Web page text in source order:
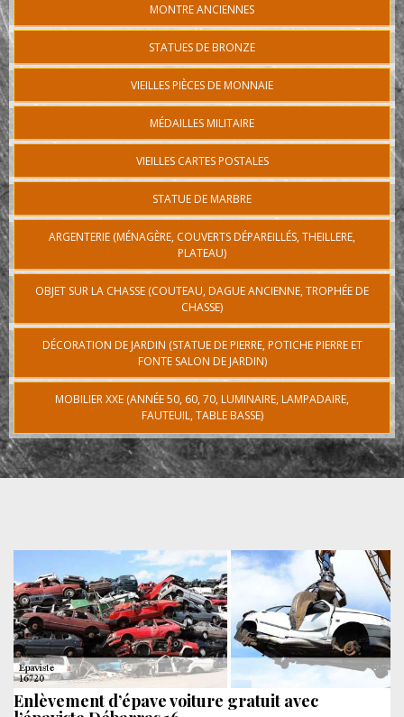
MONTRE ANCIENNES
STATUES DE BRONZE
VIEILLES PIÈCES DE MONNAIE
MÉDAILLES MILITAIRE
VIEILLES CARTES POSTALES
STATUE DE MARBRE
ARGENTERIE (MÉNAGÈRE, COUVERTS DÉPAREILLÉS, THEILLERE,
PLATEAU)
OBJET SUR LA CHASSE (COUTEAU, DAGUE ANCIENNE, TROPHÉE DE
CHASSE)
DÉCORATION DE JARDIN (STATUE DE PIERRE, POTICHE PIERRE ET
FONTE SALON DE JARDIN)
MOBILIER XXE (ANNÉE 50, 60, 70, LUMINAIRE, LAMPADAIRE,
FAUTEUIL, TABLE BASSE)
Enlèvement d’épave voiture gratuit avec